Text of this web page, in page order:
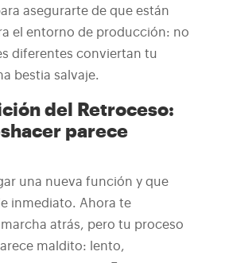
asegurarte de que están
el entorno de producción: no
diferentes conviertan tu
bestia salvaje.
del Retroceso:
parece
una nueva función y que
inmediato. Ahora te
atrás, pero tu proceso
maldito: lento,